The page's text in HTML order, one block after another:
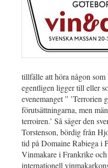
tillfälle att höra någon
egentligen ligger till eller
evenemanget ” ’Terrorien
förutsättningarna, men
terroiren.’ Så säger den
Torstenson, bördig från
tid på Domaine Rabiega i
Vinmakare i Frankrike
internationell